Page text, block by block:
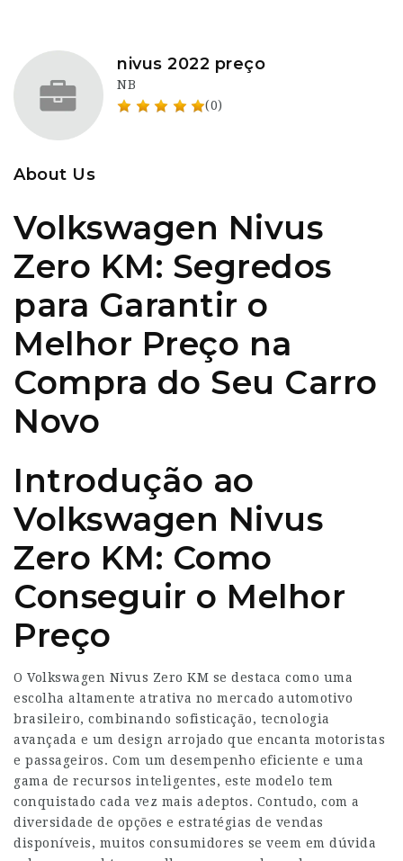
nivus 2022 preço
NB
(0)
About Us
Volkswagen Nivus
Zero KM: Segredos
para Garantir o
Melhor Preço na
Compra do Seu Carro
Novo
Introdução ao
Volkswagen Nivus
Zero KM: Como
Conseguir o Melhor
Preço
O Volkswagen Nivus Zero KM se destaca como uma
escolha altamente atrativa no mercado automotivo
brasileiro, combinando sofisticação, tecnologia
avançada e um design arrojado que encanta motoristas
e passageiros. Com um desempenho eficiente e uma
gama de recursos inteligentes, este modelo tem
conquistado cada vez mais adeptos. Contudo, com a
diversidade de opções e estratégias de vendas
disponíveis, muitos consumidores se veem em dúvida